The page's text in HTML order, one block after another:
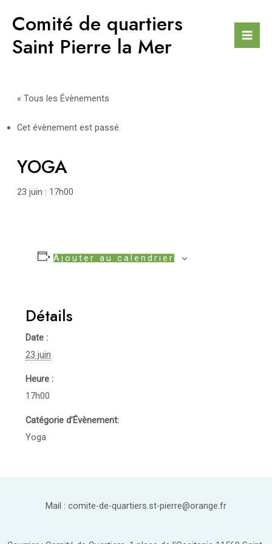
Comité de quartiers
Saint Pierre la Mer
« Tous les Évènements
Cet évènement est passé.
YOGA
23 juin : 17h00
Ajouter au calendrier
Détails
Date :
23 juin
Heure :
17h00
Catégorie d’Évènement:
Yoga
Mail : comite-de-quartiers.st-pierre@orange.fr